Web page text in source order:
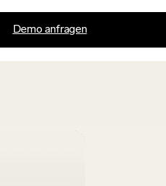
Demo anfragen